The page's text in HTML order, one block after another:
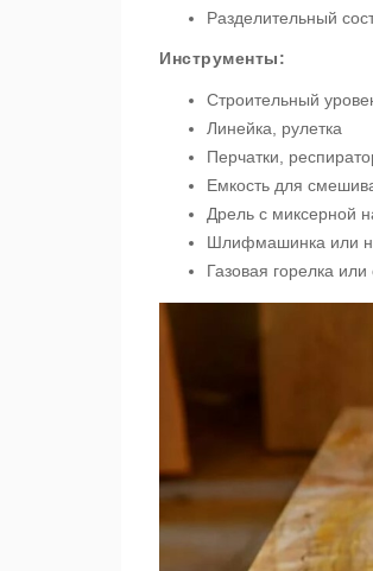
Разделительный
Инструменты:
Строительный
Линейка, рулетка
Перчатки,
Емкость для
Дрель с миксерной
Шлифмашинка или
Газовая горелка